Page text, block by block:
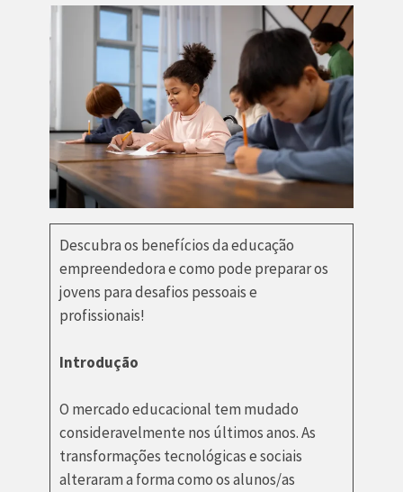
Descubra os benefícios da educação
empreendedora e como pode preparar os
jovens para desafios pessoais e
profissionais!
Introdução
O mercado educacional tem mudado
consideravelmente nos últimos anos. As
transformações tecnológicas e sociais
alteraram a forma como os alunos/as